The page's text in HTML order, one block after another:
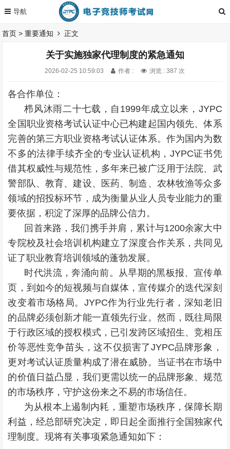
首页 >重要通知 正文
关于实施独家代理制度的紧急通知
2026-02-25 10:59:03 作者 : 浏览 : 387 次
各合作单位：
栉风沐雨二十七载，自1999年成立以来，JYPC
全国职业资格考试认证中心已构建起国内领先、体系
完善的第三方职业资格考试认证体系。作为国内为数
不多的法律手续齐全的专业认证机构，JYPC证书凭
借其权威性与规范性，多年来已被广泛用于法院、武
警部队、教育、建设、医药、制造、农林牧渔等众多
领域的招投标环节，成为衡量从业人员专业能力的重
要依据，积淀了深厚的品牌公信力。
回首来路，我们携手并肩，累计与1200余家大中
专院校及社会培训机构建立了深度合作关系，共同见
证了职业教育培训领域的蓬勃发展。
时代洪流，奔涌向前。从早期的黑板报、宣传单
页，到如今的短视频与自媒体，宣传媒介的迭代深刻
改变着市场格局。JYPC作为行业先行者，深知老旧
的品牌必须创新才能一直领先行业。然而，既往局限
于行政区域的授权模式，已引发跨区域招生、竞相压
价等恶性竞争苗头，这不仅损害了JYPC品牌形象，
更对考试认证质量构成了潜在威胁。当证书在市场中
的价值日益凸显，我们更需以统一的品牌形象、规范
的市场秩序，守护这份来之不易的市场信任。
为从根本上遏制内耗，重塑市场秩序，保障长期
利益，经总部研究决定，即日起全面推行全国独家代
理制度。现将有关事项紧急通知如下：